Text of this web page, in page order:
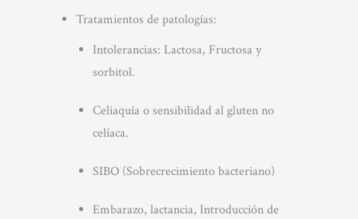
Tratamientos de patologías:
Intolerancias: Lactosa, Fructosa y
sorbitol.
Celiaquía o sensibilidad al gluten no
celíaca.
SIBO (Sobrecrecimiento bacteriano)
Embarazo, lactancia, Introducción de